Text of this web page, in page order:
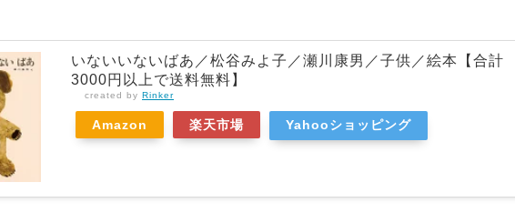
いないいないばあ／松谷みよ子／瀬川康男／子供／絵本【合計
3000円以上で送料無料】
created by Rinker
Amazon 楽天市場 Yahooショッピング